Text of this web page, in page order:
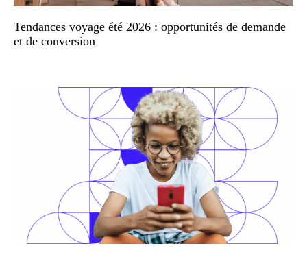
Tendances voyage été 2026 : opportunités de demande
et de conversion